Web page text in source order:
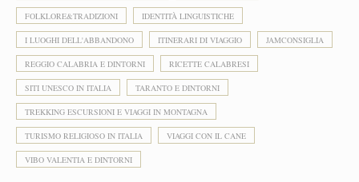
FOLKLORE&TRADIZIONI IDENTITÀ LINGUISTICHE
I LUOGHI DELL'ABBANDONO ITINERARI DI VIAGGIO JAMCONSIGLIA
REGGIO CALABRIA E DINTORNI RICETTE CALABRESI
SITI UNESCO IN ITALIA TARANTO E DINTORNI
TREKKING ESCURSIONI E VIAGGI IN MONTAGNA
TURISMO RELIGIOSO IN ITALIA VIAGGI CON IL CANE
VIBO VALENTIA E DINTORNI